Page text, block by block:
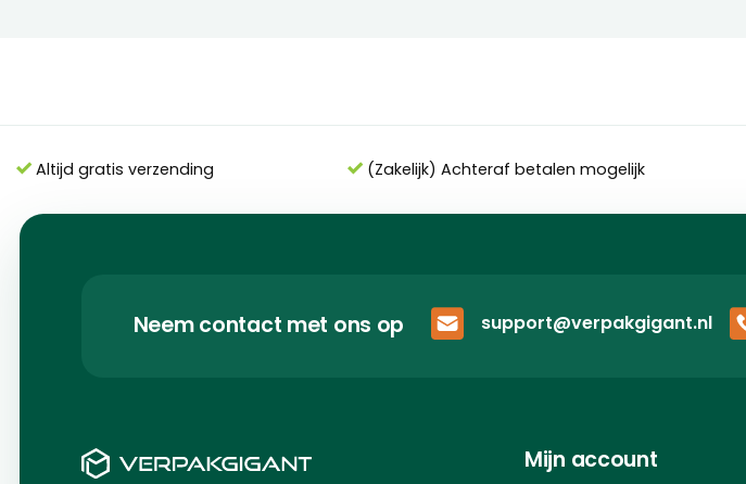
Altijd gratis verzending (Zakelijk) Achteraf betalen mogelijk
Neem contact met ons op support@verpakgigant.nl
Mijn account